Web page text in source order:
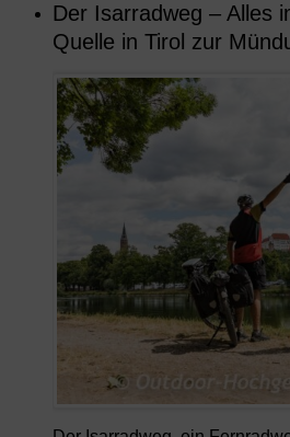
Der Isarradweg – Alles
Quelle in Tirol zur